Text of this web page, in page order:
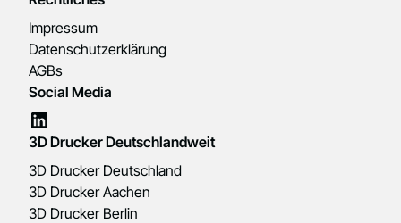
Impressum
Datenschutzerklärung
AGBs
Social Media
3D Drucker Deutschlandweit
3D Drucker Deutschland
3D Drucker Aachen
3D Drucker Berlin